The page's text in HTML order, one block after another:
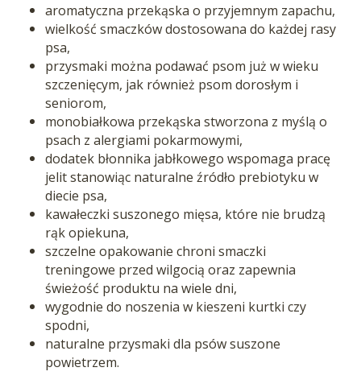
aromatyczna przekąska o przyjemnym zapachu,
wielkość smaczków dostosowana do każdej rasy
psa,
przysmaki można podawać psom już w wieku
szczenięcym, jak również psom dorosłym i
seniorom,
monobiałkowa przekąska stworzona z myślą o
psach z alergiami pokarmowymi,
dodatek błonnika jabłkowego wspomaga pracę
jelit stanowiąc naturalne źródło prebiotyku w
diecie psa,
kawałeczki suszonego mięsa, które nie brudzą
rąk opiekuna,
szczelne opakowanie chroni smaczki
treningowe przed wilgocią oraz zapewnia
świeżość produktu na wiele dni,
wygodnie do noszenia w kieszeni kurtki czy
spodni,
naturalne przysmaki dla psów suszone
powietrzem.